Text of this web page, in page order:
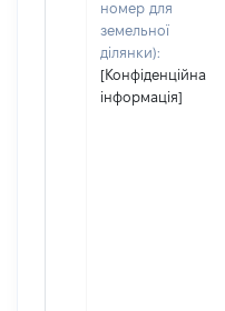
номер для
земельної
ділянки):
[Конфіденційна
інформація]